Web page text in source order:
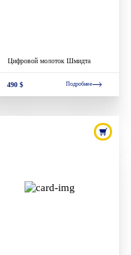
Цифровой молоток Шмидта
490 $ Подробнее